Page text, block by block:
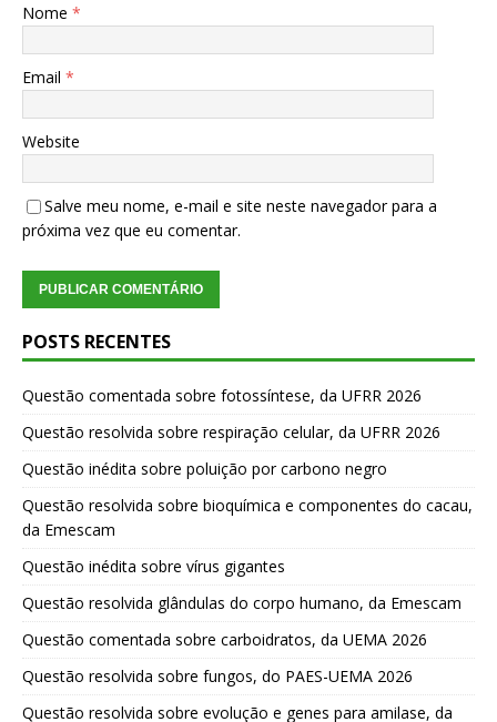
Nome *
Email *
Website
Salve meu nome, e-mail e site neste navegador para a
próxima vez que eu comentar.
POSTS RECENTES
Questão comentada sobre fotossíntese, da UFRR 2026
Questão resolvida sobre respiração celular, da UFRR 2026
Questão inédita sobre poluição por carbono negro
Questão resolvida sobre bioquímica e componentes do cacau,
da Emescam
Questão inédita sobre vírus gigantes
Questão resolvida glândulas do corpo humano, da Emescam
Questão comentada sobre carboidratos, da UEMA 2026
Questão resolvida sobre fungos, do PAES-UEMA 2026
Questão resolvida sobre evolução e genes para amilase, da